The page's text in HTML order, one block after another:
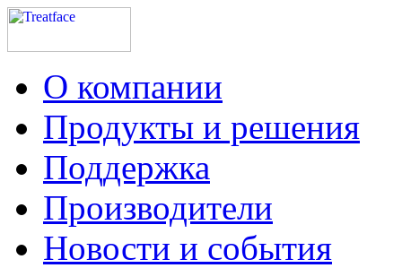
О компании
Продукты и решения
Поддержка
Производители
Новости и события